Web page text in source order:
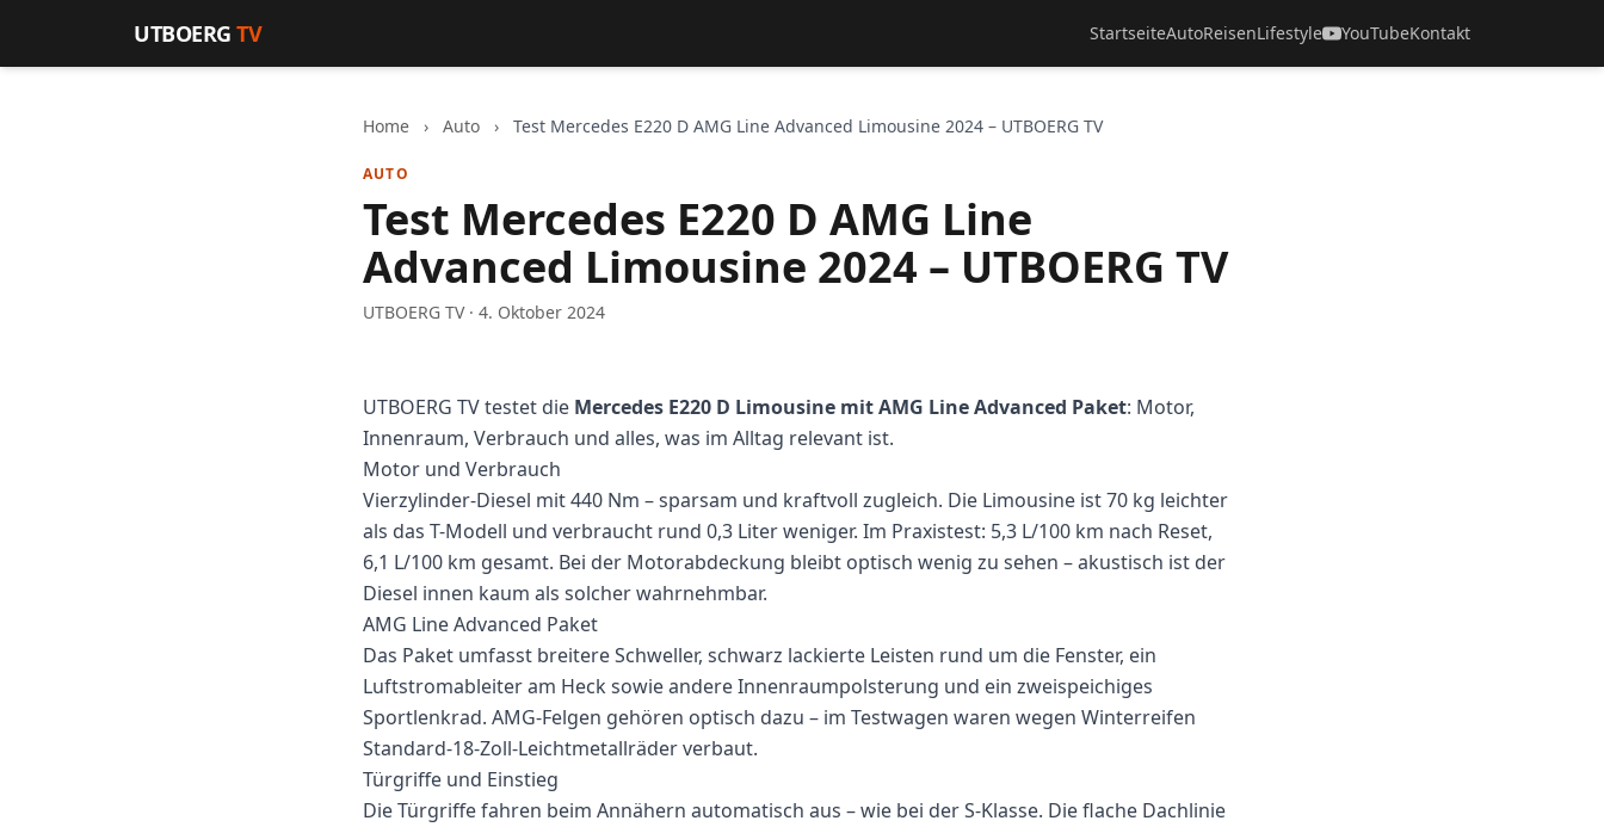
UTBOERGTV StartseiteAutoReisenLifestyle YouTubeKontakt
Home › Auto › Test Mercedes E220 D AMG Line Advanced Limousine 2024 – UTBOERG TV
AUTO
Test Mercedes E220 D AMG Line
Advanced Limousine 2024 – UTBOERG TV
UTBOERG TV · 4. Oktober 2024
UTBOERG TV testet die Mercedes E220 D Limousine mit AMG Line Advanced Paket: Motor,
Innenraum, Verbrauch und alles, was im Alltag relevant ist.
Motor und Verbrauch
Vierzylinder-Diesel mit 440 Nm – sparsam und kraftvoll zugleich. Die Limousine ist 70 kg leichter
als das T-Modell und verbraucht rund 0,3 Liter weniger. Im Praxistest: 5,3 L/100 km nach Reset,
6,1 L/100 km gesamt. Bei der Motorabdeckung bleibt optisch wenig zu sehen – akustisch ist der
Diesel innen kaum als solcher wahrnehmbar.
AMG Line Advanced Paket
Das Paket umfasst breitere Schweller, schwarz lackierte Leisten rund um die Fenster, ein
Luftstromableiter am Heck sowie andere Innenraumpolsterung und ein zweispeichiges
Sportlenkrad. AMG-Felgen gehören optisch dazu – im Testwagen waren wegen Winterreifen
Standard-18-Zoll-Leichtmetallräder verbaut.
Türgriffe und Einstieg
Die Türgriffe fahren beim Annähern automatisch aus – wie bei der S-Klasse. Die flache Dachlinie